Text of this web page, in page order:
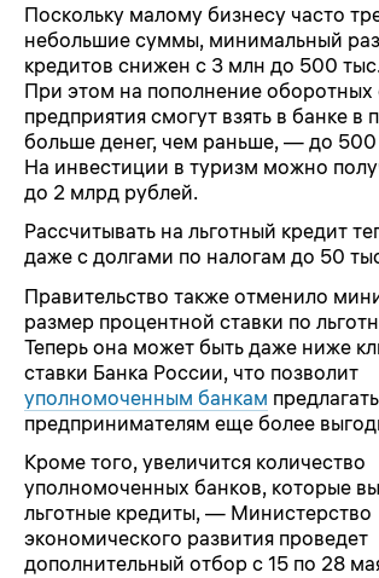
Поскольку малому бизнесу часто
небольшие суммы, минимальный
кредитов снижен с 3 млн до 500
При этом на пополнение оборотных
предприятия смогут взять в банке в
больше денег, чем раньше, — до
На инвестиции в туризм можно
до 2 млрд рублей.
Рассчитывать на льготный кредит
даже с долгами по налогам до 50
Правительство также отменило
размер процентной ставки по
Теперь она может быть даже ниже
ставки Банка России, что позволит
уполномоченным банкам предлагать
предпринимателям еще более
Кроме того, увеличится количество
уполномоченных банков, которые
льготные кредиты, — Министерство
экономического развития проведет
дополнительный отбор с 15 по 28